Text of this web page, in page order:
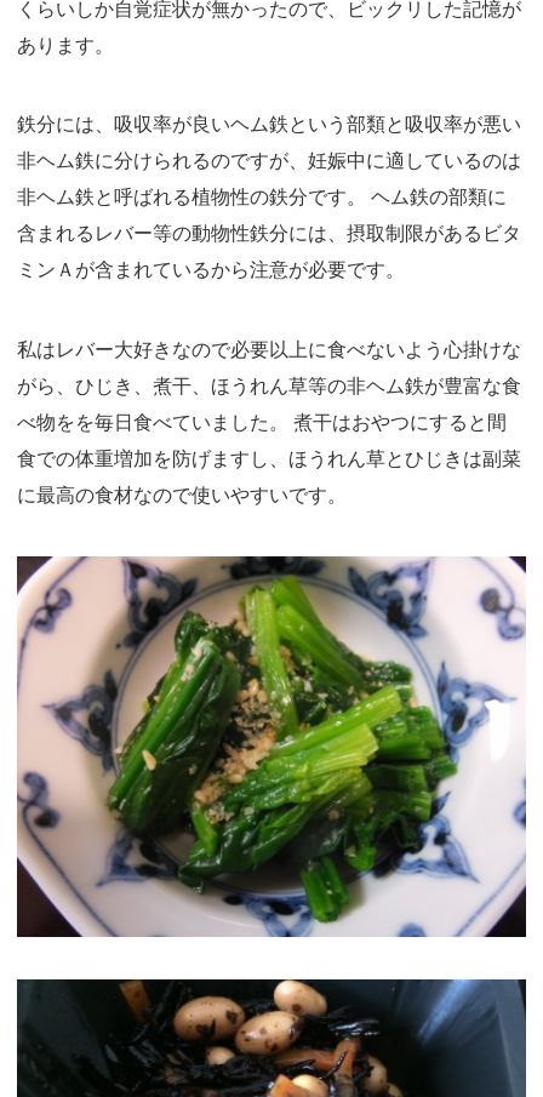
くらいしか自覚症状が無かったので、ビックリした記憶が
あります。
鉄分には、吸収率が良いヘム鉄という部類と吸収率が悪い
非ヘム鉄に分けられるのですが、妊娠中に適しているのは
非ヘム鉄と呼ばれる植物性の鉄分です。 ヘム鉄の部類に
含まれるレバー等の動物性鉄分には、摂取制限があるビタ
ミンＡが含まれているから注意が必要です。
私はレバー大好きなので必要以上に食べないよう心掛けな
がら、ひじき、煮干、ほうれん草等の非ヘム鉄が豊富な食
べ物をを毎日食べていました。 煮干はおやつにすると間
食での体重増加を防げますし、ほうれん草とひじきは副菜
に最高の食材なので使いやすいです。